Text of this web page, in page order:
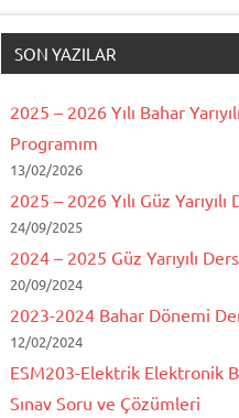
SON YAZILAR
2025 – 2026 Yılı Bahar
Programım
13/02/2026
2025 – 2026 Yılı Güz
24/09/2025
2024 – 2025 Güz Yarıyılı
20/09/2024
2023-2024 Bahar Dönemi
12/02/2024
ESM203-Elektrik Elektronik
Sınav Soru ve Çözümleri